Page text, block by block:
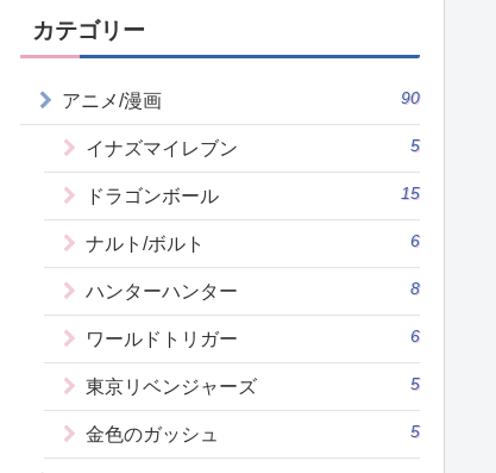
カテゴリー
アニメ/漫画 90
イナズマイレブン 5
ドラゴンボール 15
ナルト/ボルト 6
ハンターハンター 8
ワールドトリガー 6
東京リベンジャーズ 5
金色のガッシュ 5